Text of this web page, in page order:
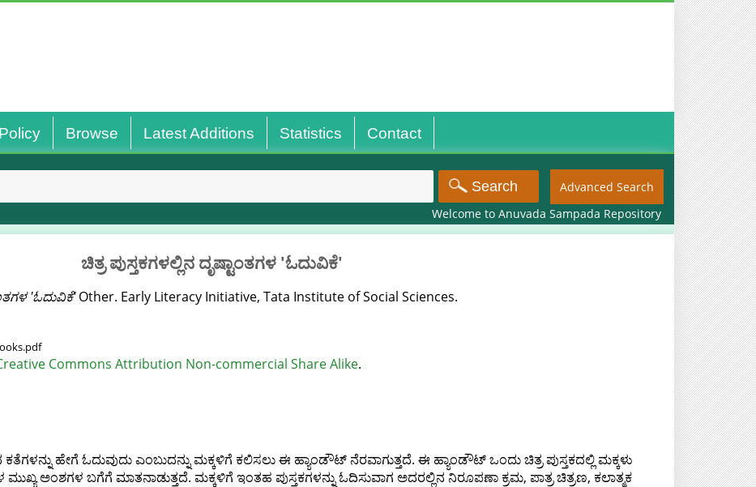
Browse Latest Additions Statistics Contact
Advanced Search
Welcome to Anuvada Sampada Repository
ಚಿತ್ರ ಪುಸ್ತಕಗಳಲ್ಲಿನ ದೃಷ್ಟಾಂತಗಳ 'ಓದುವಿಕೆ'
'ಓದುವಿಕೆ'Other. Early Literacy Initiative, Tata Institute of Social Sciences.
Commons Attribution Non-commercial Share Alike.
ಹೇಗೆ ಓದುವುದು ಎಂಬುದನ್ನು ಮಕ್ಕಳಿಗೆ ಕಲಿಸಲು ಈ ಹ್ಯಾಂಡೌಟ್ ನೆರವಾಗುತ್ತದೆ. ಈ ಹ್ಯಾಂಡೌಟ್ ಒಂದು ಚಿತ್ರ ಪುಸ್ತಕದಲ್ಲಿ ಮಕ್ಕಳು
ಮುಖ್ಯ ಅಂಶಗಳ ಬಗೆಗೆ ಮಾತನಾಡುತ್ತದೆ. ಮಕ್ಕಳಿಗೆ ಇಂತಹ ಪುಸ್ತಕಗಳನ್ನು ಓದಿಸುವಾಗ ಅದರಲ್ಲಿನ ನಿರೂಪಣಾ ಕ್ರಮ, ಪಾತ್ರ ಚಿತ್ರಣ, ಕಲಾತ್ಮಕ